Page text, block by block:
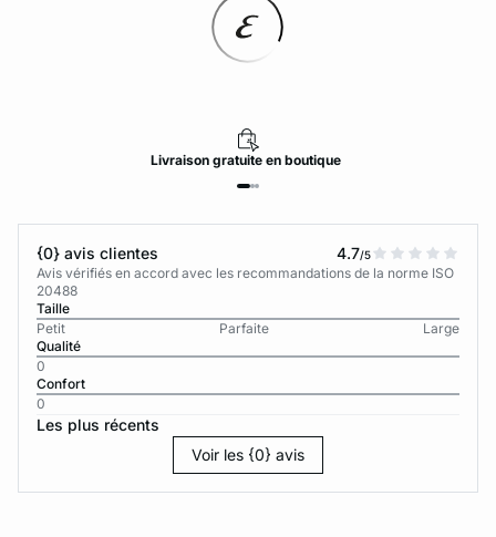
Livraisongratuiteen boutique
{0} avis clientes 4.7/5
Avis vérifiés en accord avec les recommandations de la norme ISO
20488
Taille
Petit
Parfaite
Large
Qualité
0
Confort
0
Les plus récents
Voir les {0} avis